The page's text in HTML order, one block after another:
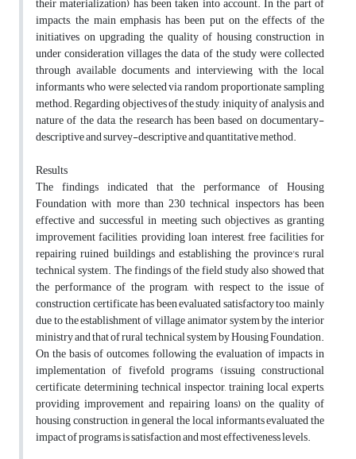
impacts, the main emphasis has been put on the effects of the
initiatives on upgrading the quality of housing construction in
under consideration villages the data of the study were collected
through available documents and interviewing with the local
informants who were selected via random proportionate sampling
method. Regarding objectives of the study, iniquity of analysis, and
nature of the data, the research has been based on documentary-
descriptive and survey-descriptive and quantitative method.
Results
The findings indicated that the performance of Housing
Foundation with more than 230 technical inspectors has been
effective and successful in meeting such objectives as granting
improvement facilities, providing loan interest, free facilities for
repairing ruined buildings and establishing the province's rural
technical system. The findings of the field study also showed that
the performance of the program, with respect to the issue of
construction certificate, has been evaluated satisfactory too, mainly
due to the establishment of village animator system by the interior
ministry and that of rural technical system by Housing Foundation.
On the basis of outcomes, following the evaluation of impacts in
implementation of fivefold programs (issuing constructional
certificate, determining technical inspector, training local experts,
providing improvement and repairing loans) on the quality of
housing construction, in general the local informants evaluated the
impact of programs is satisfaction and most effectiveness levels.